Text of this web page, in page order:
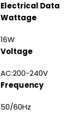
Electrical Data
Wattage
16W
Voltage
AC:200-240V
Frequency
50/60Hz